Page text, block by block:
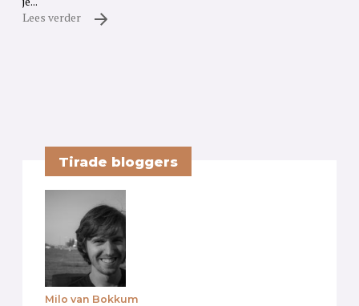
Lees verder
Tirade bloggers
Milo van Bokkum